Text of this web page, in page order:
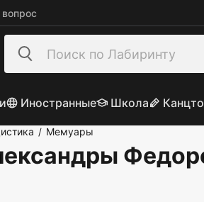
Иностранные Школа
/ Мемуары